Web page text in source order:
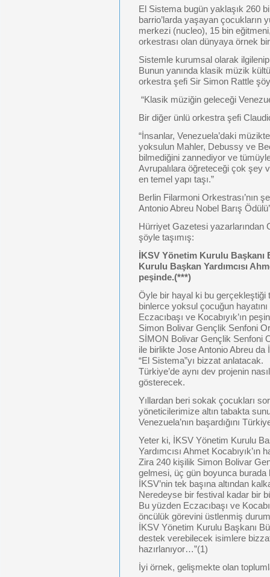
El Sistema bugün yaklaşık 260
barrio’larda yaşayan çocukların
merkezi (nucleo), 15 bin
orkestrası olan dünyaya örnek
Sistemle kurumsal olarak
Bunun yanında klasik müzik
orkestra şefi Sir Simon Rattle
“Klasik müziğin geleceği
Bir diğer ünlü orkestra şefi
“İnsanlar, Venezuela’daki
yoksulun Mahler, Debussy ve
bilmediğini zannediyor ve
Avrupalılara öğreteceği çok şey
en temel yapı taşı.”
Berlin Filarmoni Orkestrası’nın
Antonio Abreu Nobel Barış
Hürriyet Gazetesi
şöyle taşımış:
İKSV Yönetim Kurulu Başkanı
Kurulu Başkan Yardımcısı
peşinde.(***)
Öyle bir hayal ki bu gerçekleştiği
binlerce yoksul çocuğun
Eczacıbaşı ve Kocabıyık’ın
Simon Bolivar Gençlik Senfoni
SİMON Bolivar Gençlik Senfoni
ile birlikte Jose Antonio Abreu da
“El Sistema”yı bizzat anlatacak.
Türkiye’de aynı dev projenin
gösterecek.
Yıllardan beri sokak çocukları
yöneticilerimize altın tabakta
Venezuela’nın başardığını
Yeter ki, İKSV Yönetim Kurulu
Yardımcısı Ahmet
Zira 240 kişilik Simon Bolivar
gelmesi, üç gün boyunca burada
İKSV’nin tek başına altından
Neredeyse bir festival kadar bir
Bu yüzden Eczacıbaşı ve
öncülük görevini üstlenmiş
İKSV Yönetim Kurulu Başkanı
destek verebilecek isimlere
hazırlanıyor…”(1)
İyi örnek, gelişmekte olan